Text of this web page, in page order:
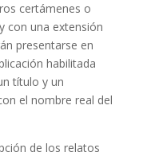
certámenes o
con una extensión
presentarse en
habilitada
título y un
el nombre real del
de los relatos